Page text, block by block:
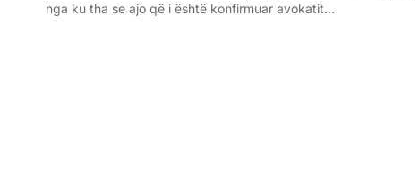
nga ku tha se ajo që i është konfirmuar avokatit…